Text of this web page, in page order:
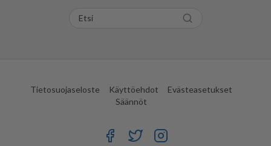
Tietosuojaseloste Käyttöehdot
Evästeasetukset
Säännöt